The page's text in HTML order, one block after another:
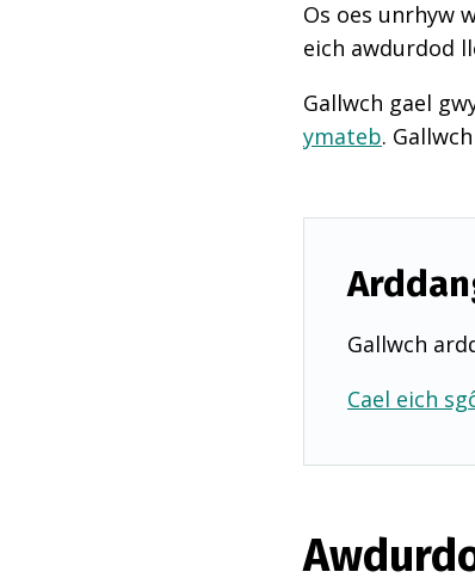
Os oes unrhyw
eich awdurdod
Gallwch gael
ymateb.
Gallwch
Cael eich